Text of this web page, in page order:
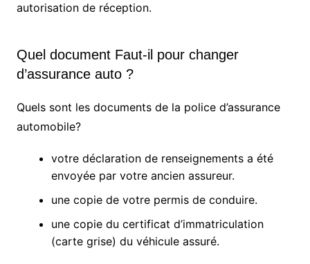
autorisation de réception.
Quel document Faut-il pour changer
d’assurance auto ?
Quels sont les documents de la police d’assurance
automobile?
votre déclaration de renseignements a été
envoyée par votre ancien assureur.
une copie de votre permis de conduire.
une copie du certificat d’immatriculation
(carte grise) du véhicule assuré.